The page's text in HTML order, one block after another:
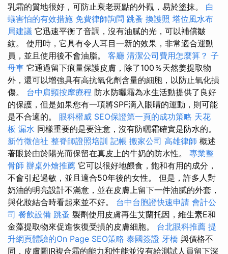
乳霜的質地很好，可防止衰老斑點的外觀，易於塗抹。 白
蟻害怕的有效措施 免費律師詢問 跳蚤 換護照 塔位風水布
局建議 它迅速平衡了音調，沒有油膩的光，可以補償皺
紋。 使用時，它具有令人耳目一新的效果，非常適合運動
員，並且使用後不會油脂。 客廳 清潔公司費用怎麼算？ 子
母車 它通過留下痕量保護皮膚，除了100％天然姜提取物
外，還可以增強具有高抗氧化劑含量的細胞，以防止氧化損
傷。 台中肩頸按摩療程 防水防曬霜為水生活動提供了良好
的保護，但是如果您有一項將SPF滴入眼睛的運動，則可能
是不合適的。 眼科權威 SEO保證第一頁的成功策略 天花
板 漏水 同樣重要的是要注意，沒有防曬霜確實是防水的。
新竹徵信社 整脊師證照培訓 記帳 搬家公司 高雄律師 概述
著眼於由於陽光而保留在真皮上的牛奶的防水性。 專業整
骨師 辦桌外燴推薦 它可以很好地餵食，飽和有用的成分，
不會引起過敏，並且適合50年後的女性。 但是，許多人對
奶油的明亮設計不滿意，並在皮膚上留下一件油膩的外套，
與化妝結合時看起來並不好。 台中台胞證快速申請 會計公
司 餐飲設備 跳蚤 製劑使用皮膚再生艾蘭托因，維生素E和
金藻提取物來促進恢復受損的皮膚細胞。 台北眼科推薦 提
升網頁體驗的On Page SEO策略 泰國簽證 牙橋 與價格不
同，皮膚圖IR複合霜的能力和性能並沒有給測試人員留下深